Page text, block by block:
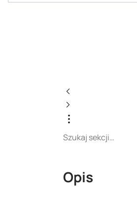
Opis